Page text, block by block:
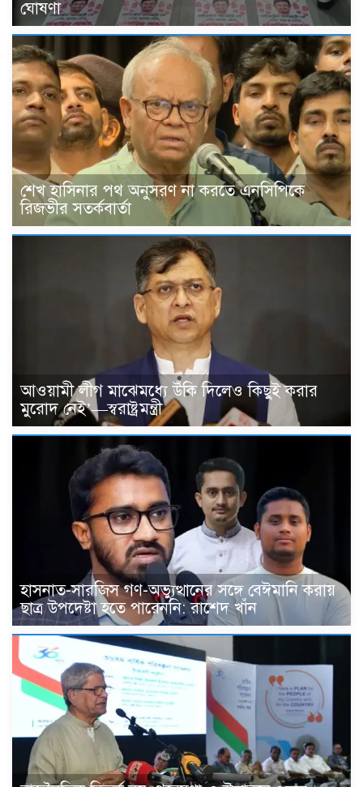
ঘোষণা
শেখ হাসিনার পথ অনুসরণ না করতে এনসিপিকে
রিজভীর সতর্কবার্তা
আওয়ামী লীগ মাঝেমধ্যে উঁকি দিলেও কিছুই করার
মুরোদ নেই’—স্বরাষ্ট্রমন্ত্রী
হাসনাত-সারজিস গণ-অভ্যুত্থানের সঙ্গে বেঈমানি করায়
ছাত্র উপদেষ্টা হতে পারেননি: রাশেদ খাঁন